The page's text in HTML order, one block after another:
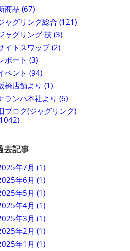
商品 (67)
ャグリング総合 (121)
ャグリング 技 (3)
イトスワップ (2)
ポート (3)
ベント (94)
橋店舗より (1)
ランハ本社より (6)
ブログ(ジャグリング)
去記事
年7月 (1)
年6月 (1)
年5月 (1)
年4月 (1)
年3月 (1)
年2月 (1)
年1月 (1)